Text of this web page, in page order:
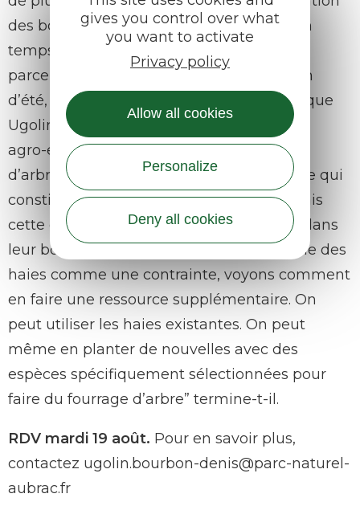
des bovins en venant couper de temps en
temps quelques branches des haies des
parcelles, quand elles restent vertes en fin
d’été, est une solution intéressante” explique
Ugolin Bourbon-Denis, chargé de mission
agro-environnement au Parc. “Les feuilles
d’arbres ne peuvent pas remplacer l’herbe qui
constitue la ration de base des bovins, mais
cette diversification peut être bénéfique dans
leur bol alimentaire. Au lieu de voir la taille des
haies comme une contrainte, voyons comment
en faire une ressource supplémentaire. On
peut utiliser les haies existantes. On peut
même en planter de nouvelles avec des
espèces spécifiquement sélectionnées pour
faire du fourrage d’arbre” termine-t-il.
RDV mardi 19 août. Pour en savoir plus,
contactez ugolin.bourbon-denis@parc-naturel-
aubrac.fr
gives you control over what
you want to activate
Privacy policy
Allow all cookies
Personalize
Deny all cookies